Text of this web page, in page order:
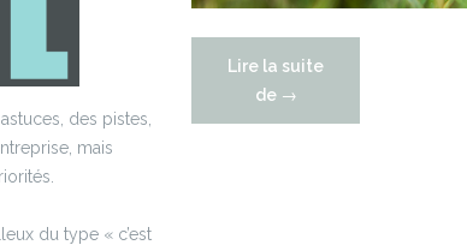
des pistes,
mais
du type « c’est
Lire la suite
de « Soyez
impatient-
→